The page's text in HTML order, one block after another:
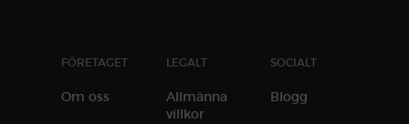
FÖRETAGET
Om oss
LEGALT
Allmänna
villkor
SOCIALT
Blogg